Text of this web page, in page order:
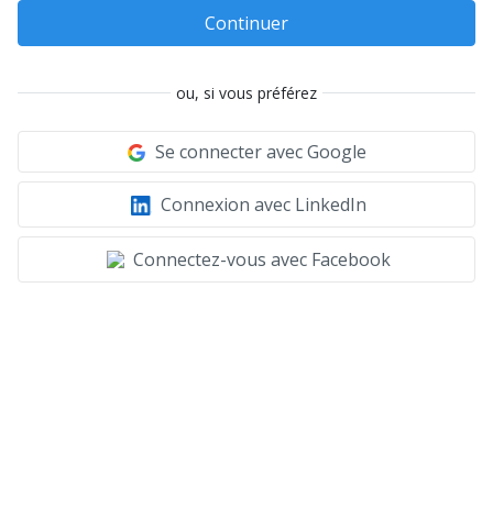
Continuer
ou, si vous préférez
Se connecter avec Google
Connexion avec LinkedIn
Connectez-vous avec Facebook